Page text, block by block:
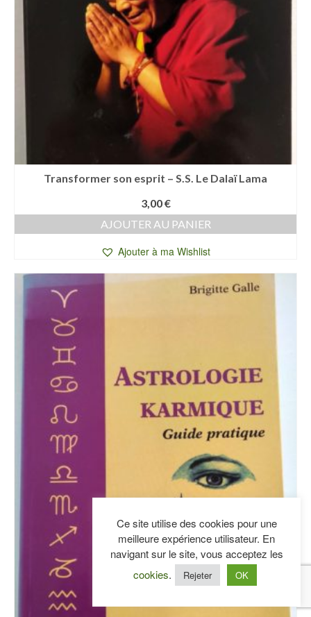
Transformer son esprit – S.S. Le Dalaï Lama
3,00€
AJOUTER AU PANIER
Ajouter à ma Wishlist
Ce site utilise des cookies pour une
meilleure expérience utilisateur. En
navigant sur le site, vous acceptez les